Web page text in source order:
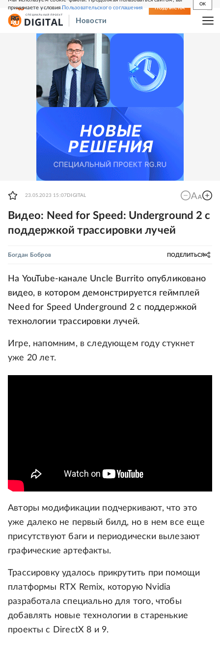
принимаете условияПользовательского соглашения
OK
СВЕЖИЙ НОМЕР ПОДПИСКА
Новости
23.05.2023 15:07 DIGITAL
Видео: Need for Speed: Underground 2 с
поддержкой трассировки лучей
Богдан Бобров ПОДЕЛИТЬСЯ
На YouTube-канале Uncle Burrito опубликовано
видео, в котором демонстрируется геймплей
Need for Speed Underground 2 с поддержкой
технологии трассировки лучей.
Игре, напомним, в следующем году стукнет
уже 20 лет.
Авторы модификации подчеркивают, что это
уже далеко не первый билд, но в нем все еще
присутствуют баги и периодически вылезают
графические артефакты.
Трассировку удалось прикрутить при помощи
платформы RTX Remix, которую Nvidia
разработала специально для того, чтобы
добавлять новые технологии в старенькие
проекты с DirectX 8 и 9.